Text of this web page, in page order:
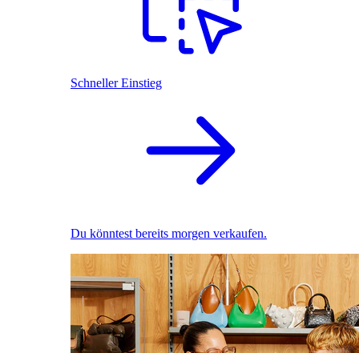
Schneller Einstieg
Du könntest bereits morgen verkaufen.